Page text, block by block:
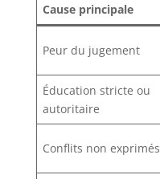
Cause principale
Peur du jugement
Éducation stricte ou
autoritaire
Conflits non exprimés